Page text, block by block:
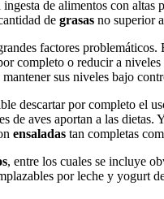
de alimentos con altas
de grasas no superior
factores
completo o reducir a
sus niveles bajo
descartar por completo el
de aves aportan a las dietas.
ensaladas tan completas
, entre los cuales se incluye
por leche y yogurt